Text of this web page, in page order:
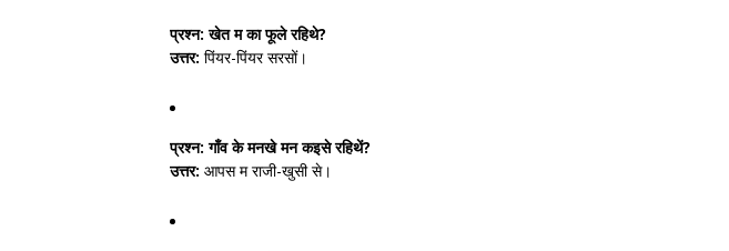
प्रश्न: खेत म का फूले रहिथे?
उत्तर: पिंयर-पिंयर सरसों।
प्रश्न: गाँव के मनखे मन कइसे रहिथें?
उत्तर: आपस म राजी-खुसी से।